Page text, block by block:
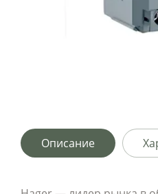
Описание